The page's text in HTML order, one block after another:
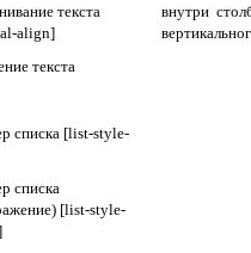
текста
align]
внутри
текста
списка [list-style-
списка
[list-style-